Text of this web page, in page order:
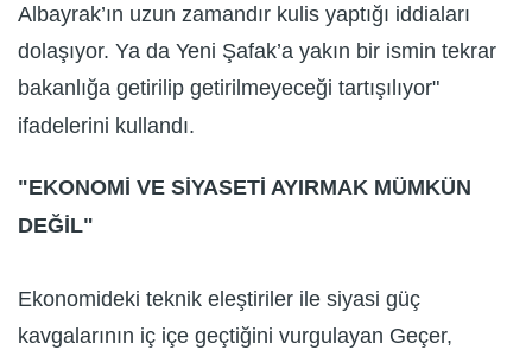
Albayrak’ın uzun zamandır kulis yaptığı iddiaları
dolaşıyor. Ya da Yeni Şafak’a yakın bir ismin tekrar
bakanlığa getirilip getirilmeyeceği tartışılıyor"
ifadelerini kullandı.
"EKONOMİ VE SİYASETİ AYIRMAK MÜMKÜN
DEĞİL"
Ekonomideki teknik eleştiriler ile siyasi güç
kavgalarının iç içe geçtiğini vurgulayan Geçer,